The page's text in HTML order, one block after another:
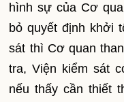
hình sự của Cơ
bỏ quyết định khởi
sát thì Cơ quan
tra, Viện kiểm sát
nếu thấy cần thiết